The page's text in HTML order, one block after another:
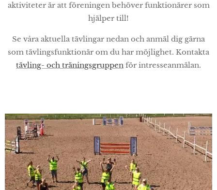
aktiviteter är att föreningen behöver funktionärer som
hjälper till!
Se våra aktuella tävlingar nedan och anmäl dig gärna
som tävlingsfunktionär om du har möjlighet. Kontakta
tävling- och träningsgruppen för intresseanmälan.